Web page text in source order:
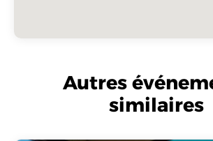
Autres
similaires